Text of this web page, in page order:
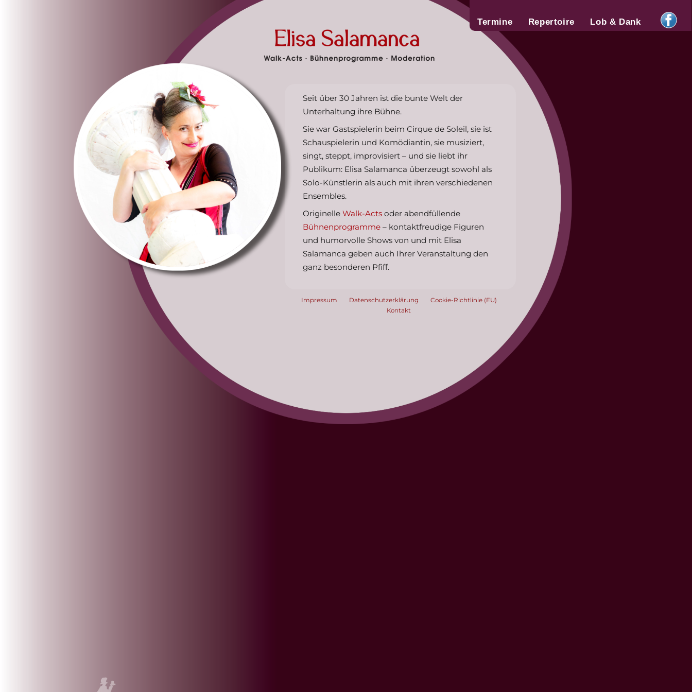
Termine Repertoire Lob & Dank
Seit über 30 Jahren ist die bunte Welt der
Unterhaltung ihre Bühne.
Sie war Gastspielerin beim Cirque de Soleil, sie ist
Schauspielerin und Komödiantin, sie musiziert,
singt, steppt, improvisiert – und sie liebt ihr
Publikum: Elisa Salamanca überzeugt sowohl als
Solo-Künstlerin als auch mit ihren verschiedenen
Ensembles.
OriginelleWalk-Acts oder abendfüllende
Bühnenprogramme – kontaktfreudige Figuren
und humorvolle Shows von und mit Elisa
Salamanca geben auch Ihrer Veranstaltung den
ganz besonderen Pfiff.
Impressum Datenschutzerklärung
Cookie-Richtlinie (EU)
Kontakt